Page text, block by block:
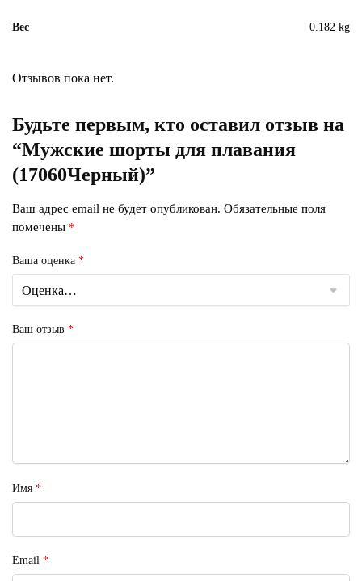
Вес 0.182 kg
Отзывов пока нет.
Будьте первым, кто оставил отзыв на
“Мужские шорты для плавания
(17060Черный)”
Ваш адрес email не будет опубликован. Обязательные поля
помечены *
Ваша оценка *
Ваш отзыв *
Имя *
Email *